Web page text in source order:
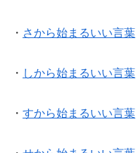
・ さから始まるいい言葉
・ しから始まるいい言葉
・ すから始まるいい言葉